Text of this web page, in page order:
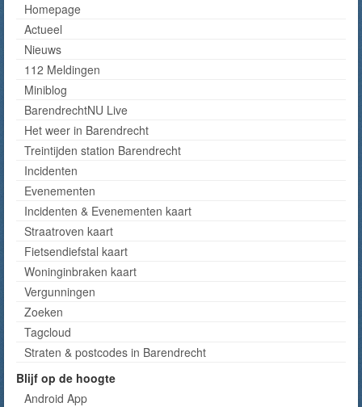
Homepage
Actueel
Nieuws
112 Meldingen
Miniblog
BarendrechtNU Live
Het weer in Barendrecht
Treintijden station Barendrecht
Incidenten
Evenementen
Incidenten & Evenementen kaart
Straatroven kaart
Fietsendiefstal kaart
Woninginbraken kaart
Vergunningen
Zoeken
Tagcloud
Straten & postcodes in Barendrecht
Blijf op de hoogte
Android App